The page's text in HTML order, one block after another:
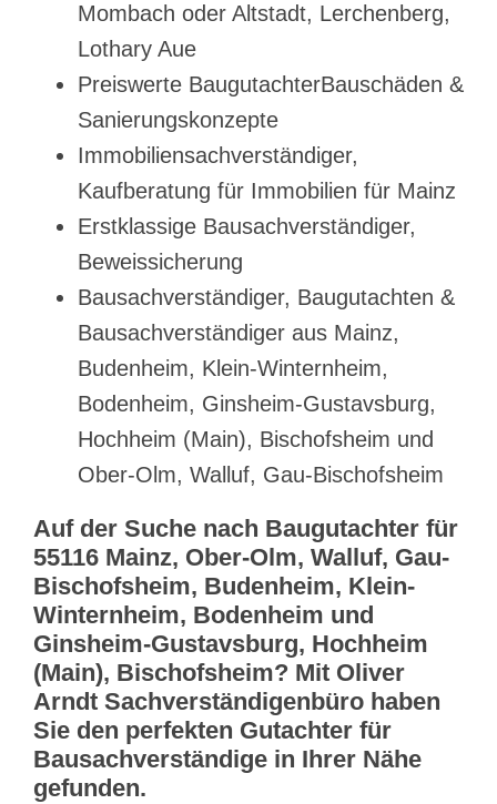
Mombach oder Altstadt, Lerchenberg,
Lothary Aue
Preiswerte BaugutachterBauschäden &
Sanierungskonzepte
Immobiliensachverständiger,
Kaufberatung für Immobilien für Mainz
Erstklassige Bausachverständiger,
Beweissicherung
Bausachverständiger, Baugutachten &
Bausachverständiger aus Mainz,
Budenheim, Klein-Winternheim,
Bodenheim, Ginsheim-Gustavsburg,
Hochheim (Main), Bischofsheim und
Ober-Olm, Walluf, Gau-Bischofsheim
Auf der Suche nach Baugutachter für
55116 Mainz, Ober-Olm, Walluf, Gau-
Bischofsheim, Budenheim, Klein-
Winternheim, Bodenheim und
Ginsheim-Gustavsburg, Hochheim
(Main), Bischofsheim? Mit Oliver
Arndt Sachverständigenbüro haben
Sie den perfekten Gutachter für
Bausachverständige in Ihrer Nähe
gefunden.